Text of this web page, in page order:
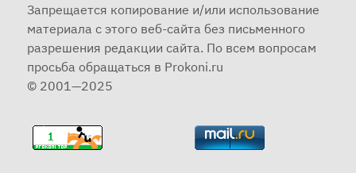
Запрещается копирование и/или использование
материала с этого веб-сайта без письменного
разрешения редакции сайта. По всем вопросам
просьба обращаться в Prokoni.ru
© 2001—2025